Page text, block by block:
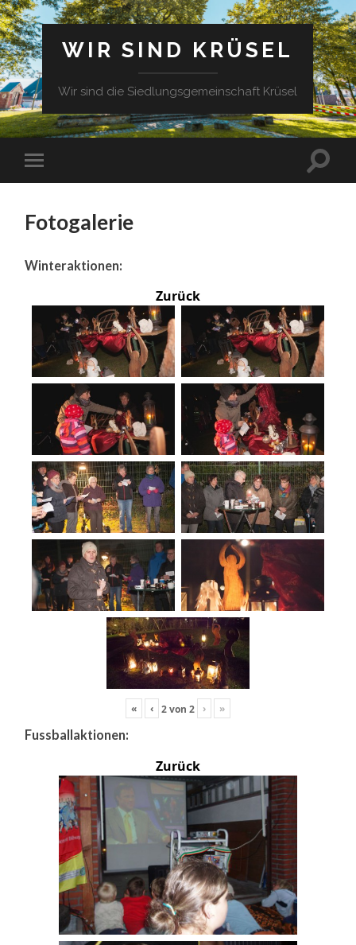
WIR SIND KRÜSEL
Wir sind die Siedlungsgemeinschaft Krüsel
Fotogalerie
Winteraktionen:
Zurück
« ‹ 2von 2 › »
Fussballaktionen:
Zurück